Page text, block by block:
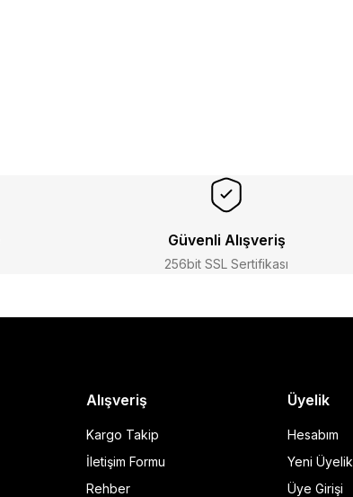
Güvenli Alışveriş
256bit SSL Sertifikası
Alışveriş
Kargo Takip
İletişim Formu
Rehber
Üyelik
Hesabım
Yeni Üyelik
Üye Girişi